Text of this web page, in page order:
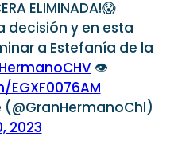
ELIMINADA!😱
decisión y en esta
a Estefanía de la
👁️
2023